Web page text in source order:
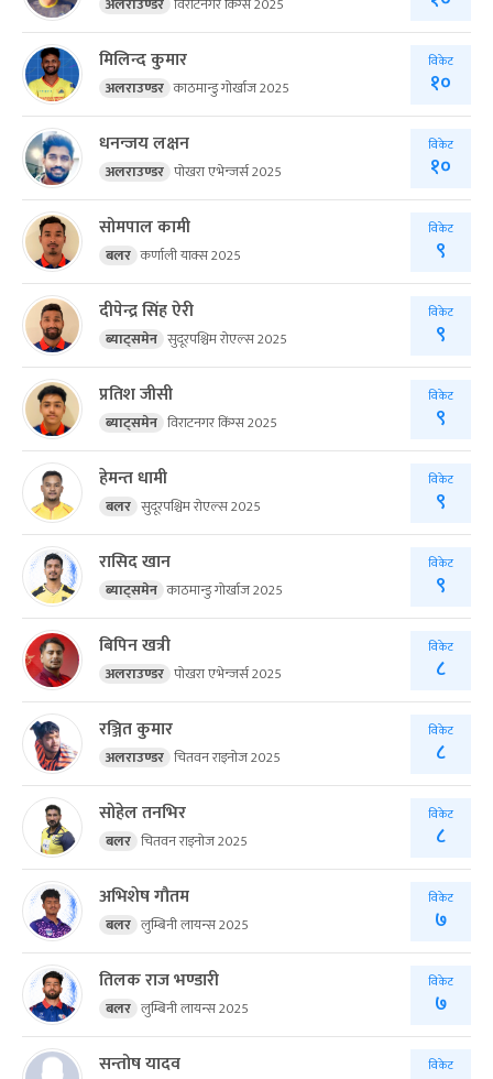
मिलिन्द कुमार
अलराउण्डर काठमान्डु गोर्खाज 2025
विकेट
१०
धनन्जय लक्षन
अलराउण्डर पोखरा एभेन्जर्स 2025
विकेट
१०
सोमपाल कामी
बलर कर्णाली याक्स 2025
विकेट
९
दीपेन्द्र सिंह ऐरी
ब्याट्समेन सुदूरपश्चिम रोएल्स 2025
विकेट
९
प्रतिश जीसी
ब्याट्समेन विराटनगर किंग्स 2025
विकेट
९
हेमन्त धामी
बलर सुदूरपश्चिम रोएल्स 2025
विकेट
९
रासिद खान
ब्याट्समेन काठमान्डु गोर्खाज 2025
विकेट
९
बिपिन खत्री
अलराउण्डर पोखरा एभेन्जर्स 2025
विकेट
८
रञ्जित कुमार
अलराउण्डर चितवन राइनोज 2025
विकेट
८
सोहेल तनभिर
बलर चितवन राइनोज 2025
विकेट
८
अभिशेष गौतम
बलर लुम्बिनी लायन्स 2025
विकेट
७
तिलक राज भण्डारी
बलर लुम्बिनी लायन्स 2025
विकेट
७
सन्तोष यादव विकेट